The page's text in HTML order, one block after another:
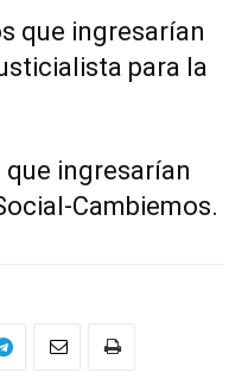
que ingresarían
para la
ingresarían
Cambiemos.